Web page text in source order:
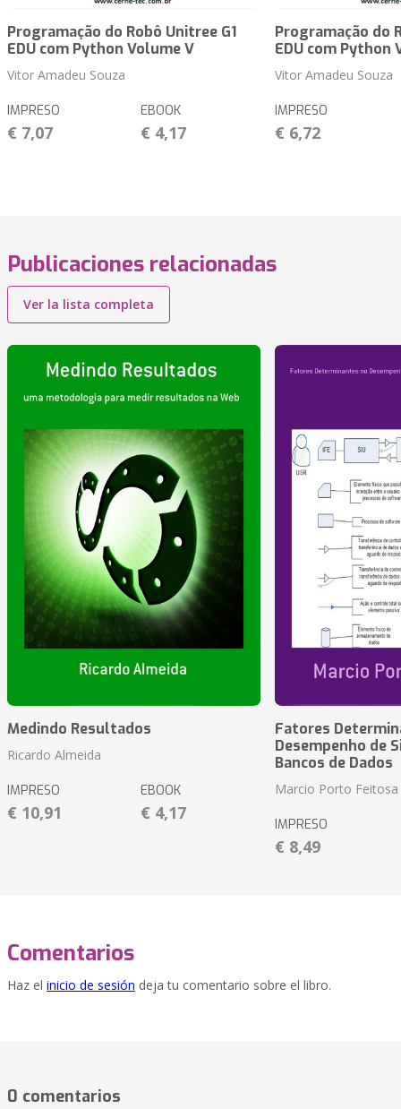
Programação do Robô Unitree G1
EDU com Python Volume V
Vitor Amadeu Souza
IMPRESO
€ 7,07
EBOOK
€ 4,17
Programação do
EDU com Python
Vitor Amadeu Souza
IMPRESO
€ 6,72
Publicaciones relacionadas
Ver la lista completa
Medindo Resultados
Ricardo Almeida
IMPRESO
€ 10,91
EBOOK
€ 4,17
Fatores
Desempenho de
Bancos de Dados
Marcio Porto Feitosa
IMPRESO
€ 8,49
Comentarios
Haz el inicio de sesión deja tu comentario sobre el libro.
0 comentarios